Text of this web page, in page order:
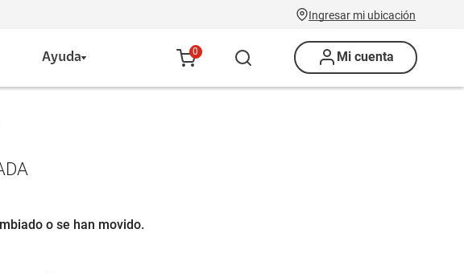
Ingresar mi ubicación
Ayuda 0 Mi cuenta
o se han movido.